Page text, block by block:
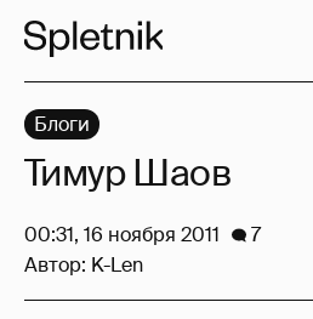
Блоги
Тимур Шаов
00:31, 16 ноября 2011
7
Автор: K-Len